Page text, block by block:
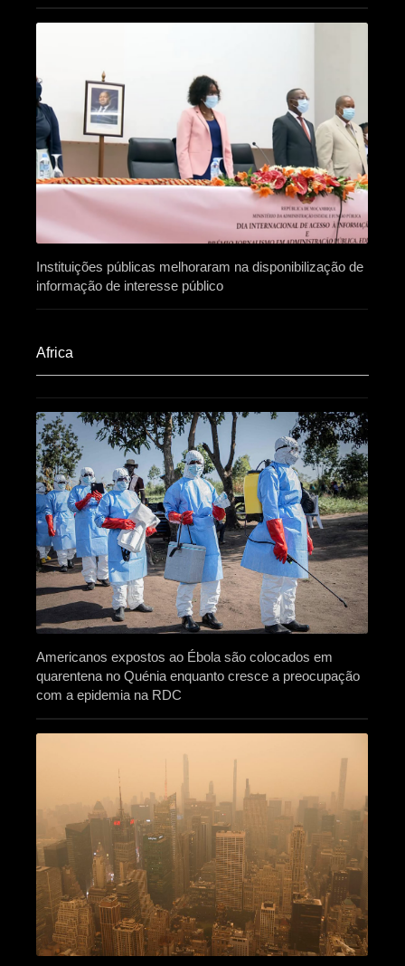
Instituições públicas melhoraram na disponibilização de
informação de interesse público
Africa​
Americanos expostos ao Ébola são colocados em
quarentena no Quénia enquanto cresce a preocupação
com a epidemia na RDC